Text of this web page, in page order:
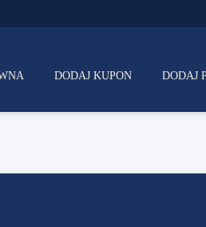
DODAJ KUPON DODAJ